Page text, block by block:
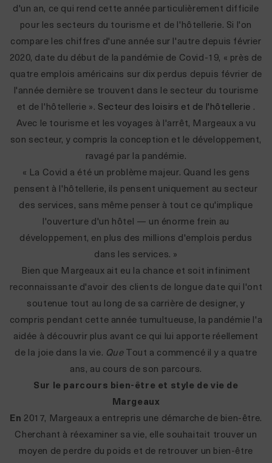
d'un an, ce qui rend cette année particulièrement difficile
pour les secteurs du tourisme et de l'hôtellerie. Si l'on
compare les chiffres d'une année sur l'autre depuis février
2020, date du début de la pandémie de Covid-19, « près de
quatre emplois américains sur dix perdus depuis février de
l'année dernière se trouvent dans le secteur du tourisme
et de l'hôtellerie ». Secteur des loisirs et de l'hôtellerie .
Avec le tourisme et les voyages à l'arrêt, Margeaux a vu
son secteur, y compris la conception et le développement,
ravagé par la pandémie.
« La Covid a été un problème majeur. Quand les gens
pensent à l'hôtellerie, ils pensent uniquement au secteur
des services, sans même penser à tout ce qu'implique
l'ouverture d'un hôtel — un énorme frein au
développement, en plus des millions d'emplois perdus
dans les services. »
Bien que Margeaux ait eu la chance et soit infiniment
reconnaissante d'avoir des clients de longue date qui l'ont
soutenue tout au long de sa carrière de designer, y
compris pendant cette année tumultueuse, la pandémie l'a
aidée à découvrir plus avant ce qui lui apporte réellement
de la joie dans la vie. Que Tout a commencé il y a quatre
ans, au cours de son parcours.
Sur le parcours bien-être et style de vie de
Margeaux
En 2017, Margeaux a entrepris une démarche de bien-être.
Cherchant à réexaminer sa vie, elle souhaitait trouver un
moyen de perdre du poids et de retrouver un bien-être